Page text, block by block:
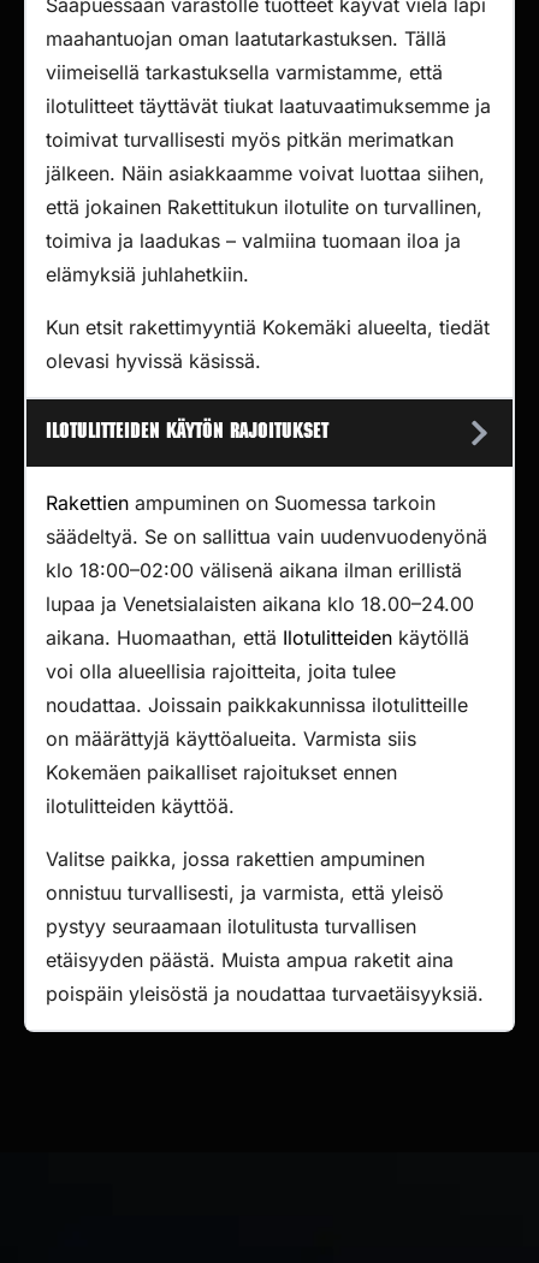
Saapuessaan varastolle tuotteet käyvät vielä läpi
maahantuojan oman laatutarkastuksen. Tällä
viimeisellä tarkastuksella varmistamme, että
ilotulitteet täyttävät tiukat laatuvaatimuksemme ja
toimivat turvallisesti myös pitkän merimatkan
jälkeen. Näin asiakkaamme voivat luottaa siihen,
että jokainen Rakettitukun ilotulite on turvallinen,
toimiva ja laadukas – valmiina tuomaan iloa ja
elämyksiä juhlahetkiin.
Kun etsit rakettimyyntiä Kokemäki alueelta, tiedät
olevasi hyvissä käsissä.
Ilotulitteiden käytön rajoitukset
Rakettien ampuminen on Suomessa tarkoin
säädeltyä. Se on sallittua vain uudenvuodenyönä
klo 18:00–02:00 välisenä aikana ilman erillistä
lupaa ja Venetsialaisten aikana klo 18.00–24.00
aikana. Huomaathan, että Ilotulitteiden käytöllä
voi olla alueellisia rajoitteita, joita tulee
noudattaa. Joissain paikkakunnissa ilotulitteille
on määrättyjä käyttöalueita. Varmista siis
Kokemäen paikalliset rajoitukset ennen
ilotulitteiden käyttöä.
Valitse paikka, jossa rakettien ampuminen
onnistuu turvallisesti, ja varmista, että yleisö
pystyy seuraamaan ilotulitusta turvallisen
etäisyyden päästä. Muista ampua raketit aina
poispäin yleisöstä ja noudattaa turvaetäisyyksiä.